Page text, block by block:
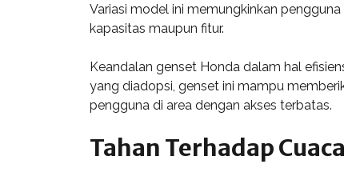
Variasi model ini memungkinkan
kapasitas maupun fitur.
Keandalan genset Honda dalam hal
yang diadopsi, genset ini mampu
pengguna di area dengan akses terbatas.
Tahan Terhadap